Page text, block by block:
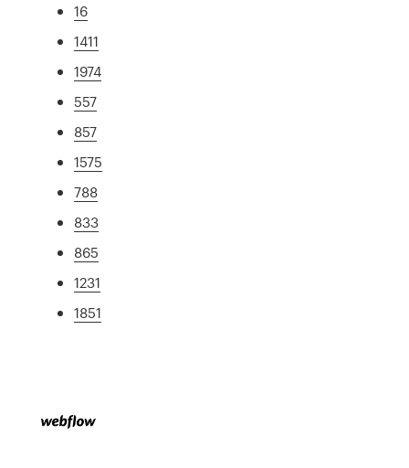
16
1411
1974
557
857
1575
788
833
865
1231
1851